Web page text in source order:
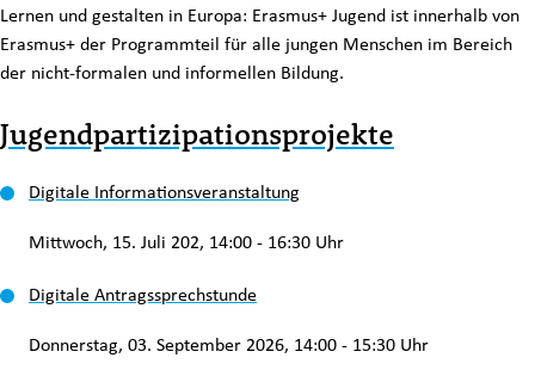
Lernen und gestalten in Europa: Erasmus+ Jugend ist innerhalb von
Erasmus+ der Programmteil für alle jungen Menschen im Bereich
der nicht-formalen und informellen Bildung.
Jugendpartizipationsprojekte
Digitale Informationsveranstaltung
Mittwoch, 15. Juli 202, 14:00 - 16:30 Uhr
Digitale Antragssprechstunde
Donnerstag, 03. September 2026, 14:00 - 15:30 Uhr